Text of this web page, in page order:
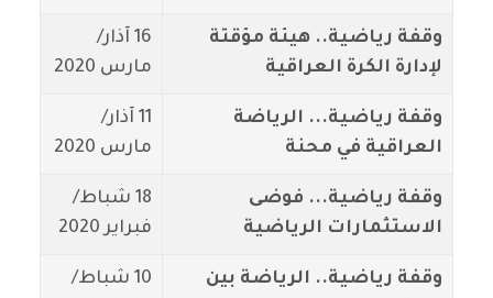
وقفة رياضية.. هيئة مؤقتة
لإدارة الكرة العراقية
16 آذار/
مارس 2020
وقفة رياضية... الرياضة
العراقية في محنة
11 آذار/
مارس 2020
وقفة رياضية... فوضى
الاستثمارات الرياضية
18 شباط/
فبراير 2020
وقفة رياضية.. الرياضة بين
10 شباط/